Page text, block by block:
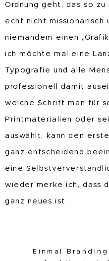
Ordnung geht, das so zu
echt nicht missionarisch
niemandem einen
ich möchte mal eine
Typografie und alle
professionell damit
welche Schrift man für
Printmaterialien oder
auswählt, kann den
ganz entscheidend
eine
wieder merke ich, dass
ganz neues ist.
Einmal